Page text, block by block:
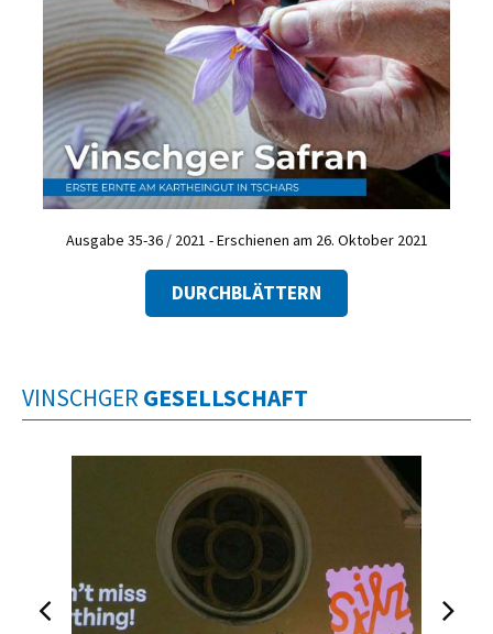
Ausgabe 35-36 / 2021 - Erschienen am 26. Oktober 2021
DURCHBLÄTTERN
VINSCHGER GESELLSCHAFT